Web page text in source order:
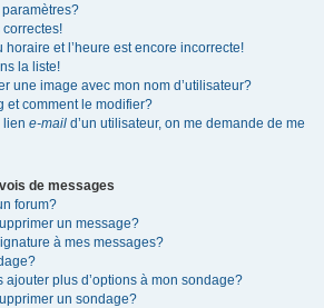
horaire et l’heure est encore incorrecte!
la liste!
une image avec mon nom d’utilisateur?
et comment le modifier?
lien e-mail d’un utilisateur, on me demande de me
de messages
forum?
un message?
à mes messages?
ajouter plus d’options à mon sondage?
un sondage?